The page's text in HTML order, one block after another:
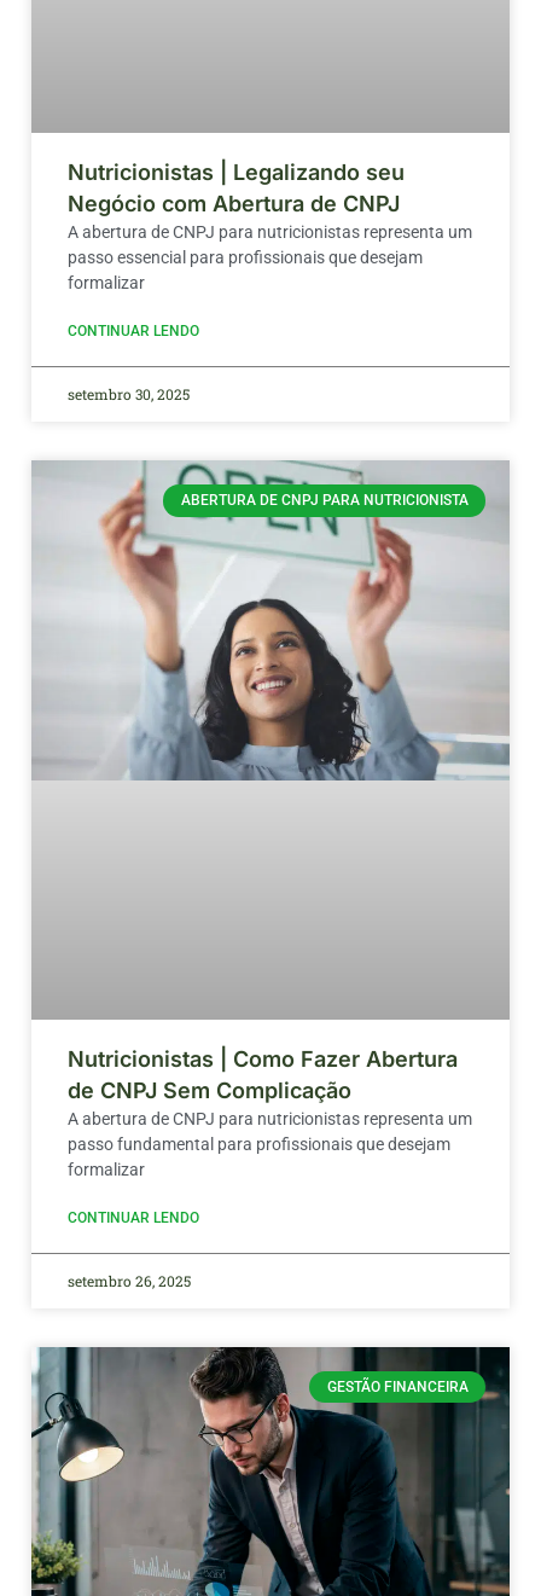
Nutricionistas | Legalizando seu
Negócio com Abertura de CNPJ
A abertura de CNPJ para nutricionistas representa um
passo essencial para profissionais que desejam
formalizar
CONTINUAR LENDO
setembro 30, 2025
ABERTURA DE CNPJ PARA NUTRICIONISTA
Nutricionistas | Como Fazer Abertura
de CNPJ Sem Complicação
A abertura de CNPJ para nutricionistas representa um
passo fundamental para profissionais que desejam
formalizar
CONTINUAR LENDO
setembro 26, 2025
GESTÃO FINANCEIRA